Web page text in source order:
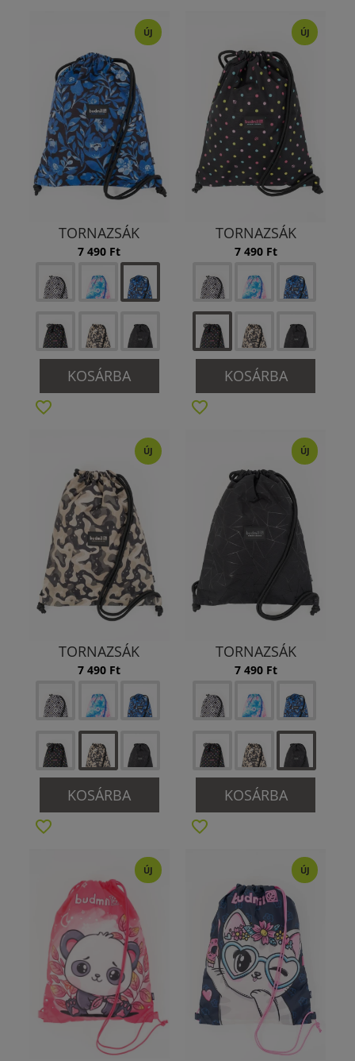
ÚJ
TORNAZSÁK
7 490 Ft
KOSÁRBA
ÚJ
TORNAZSÁK
7 490 Ft
KOSÁRBA
ÚJ
TORNAZSÁK
7 490 Ft
KOSÁRBA
ÚJ
TORNAZSÁK
7 490 Ft
KOSÁRBA
ÚJ ÚJ